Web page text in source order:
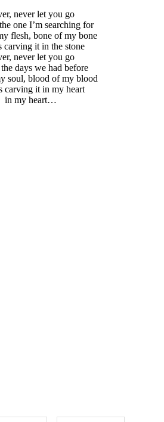
never let you go
one I’m searching for
flesh, bone of my bone
carving it in the stone
never let you go
days we had before
soul, blood of my blood
carving it in my heart
in my heart…